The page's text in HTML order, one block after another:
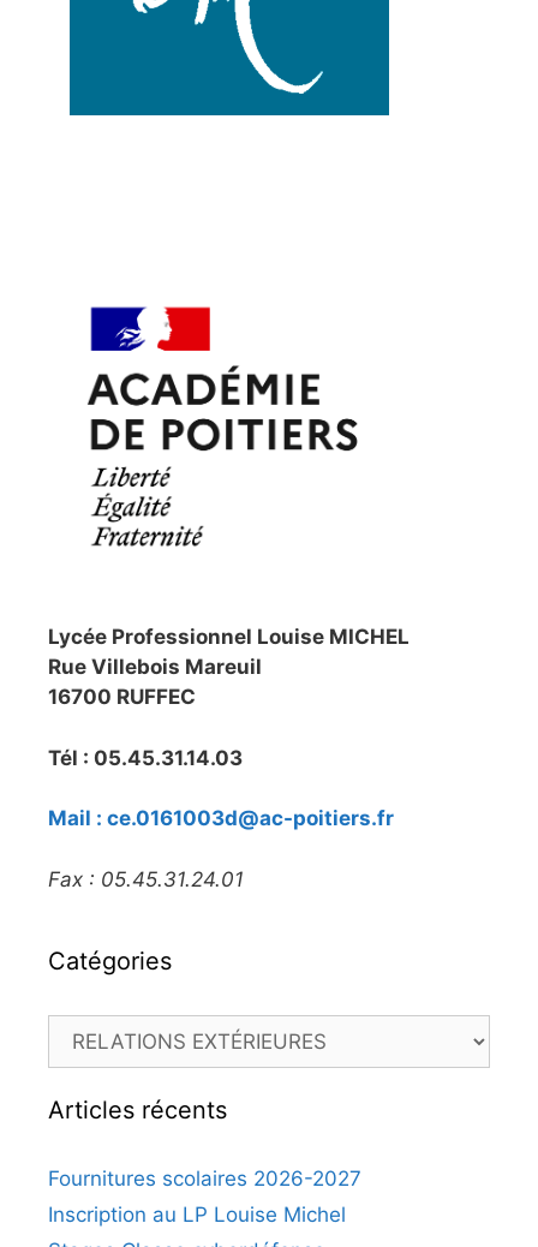
Lycée Professionnel Louise MICHEL
Rue Villebois Mareuil
16700 RUFFEC
Tél : 05.45.31.14.03
Mail : ce.0161003d@ac-poitiers.fr
Fax : 05.45.31.24.01
Catégories
Catégories
Articles récents
Fournitures scolaires 2026-2027
Inscription au LP Louise Michel